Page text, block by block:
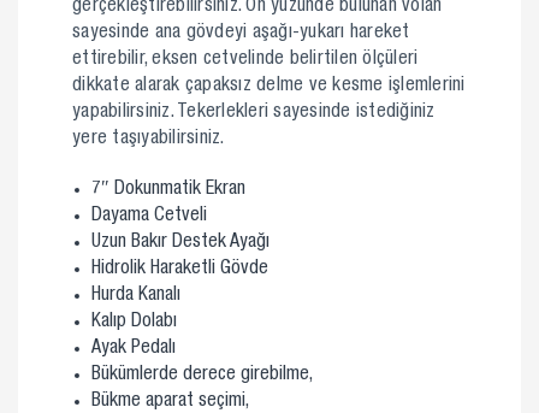
gerçekleştirebilirsiniz. Ön yüzünde bulunan volan
sayesinde ana gövdeyi aşağı-yukarı hareket
ettirebilir, eksen cetvelinde belirtilen ölçüleri
dikkate alarak çapaksız delme ve kesme işlemlerini
yapabilirsiniz. Tekerlekleri sayesinde istediğiniz
yere taşıyabilirsiniz.
7″ Dokunmatik Ekran
Dayama Cetveli
Uzun Bakır Destek Ayağı
Hidrolik Haraketli Gövde
Hurda Kanalı
Kalıp Dolabı
Ayak Pedalı
Bükümlerde derece girebilme,
Bükme aparat seçimi,